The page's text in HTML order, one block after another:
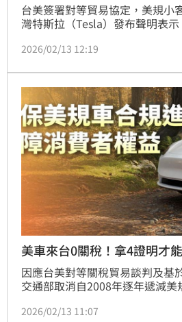
台美簽署對等貿易協定，美規小
灣特斯拉（Tesla）發布聲明表
目前不會進行車價調整，德國進
2026/02/13 12:19
美車來台0關稅！拿4證明才
因應台美對等關稅貿易談判及基
交通部取消自2008年逐年遞減美
（FMVSS），回復常態貿易管理
2026/02/13 11:07